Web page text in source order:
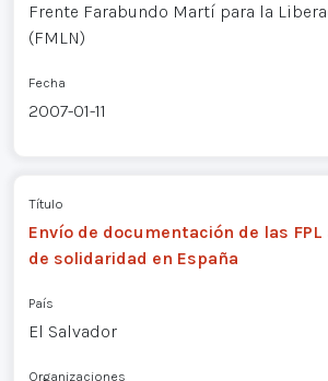
Frente Farabundo Martí para la
(FMLN)
Fecha
2007-01-11
Título
Envío de documentación de las
de solidaridad en España
País
El Salvador
Organizaciones